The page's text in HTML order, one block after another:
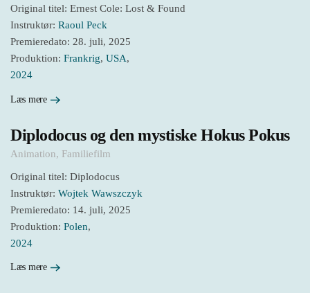
Original titel: Ernest Cole: Lost & Found
Instruktør: Raoul Peck
Premieredato: 28. juli, 2025
Produktion: Frankrig, USA,
2024
Læs mere
Diplodocus og den mystiske Hokus Pokus
Animation, Familiefilm
Original titel: Diplodocus
Instruktør: Wojtek Wawszczyk
Premieredato: 14. juli, 2025
Produktion: Polen,
2024
Læs mere